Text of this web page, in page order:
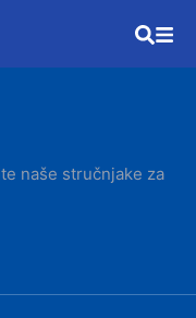
naše stručnjake za